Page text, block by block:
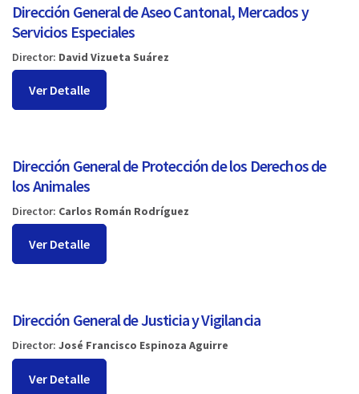
Dirección General de Aseo Cantonal, Mercados y
Servicios Especiales
Director: David Vizueta Suárez
Ver Detalle
Dirección General de Protección de los Derechos de
los Animales
Director: Carlos Román Rodríguez
Ver Detalle
Dirección General de Justicia y Vigilancia
Director: José Francisco Espinoza Aguirre
Ver Detalle